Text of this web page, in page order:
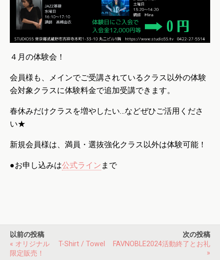
４月の体験会！
会員様も、メインでご受講されているクラス以外の体験
会対象クラスに体験料金で追加受講できます。
春休みだけクラスを増やしたい…などぜひご活用くださ
い★
新規会員様は、満員・選抜強化クラス以外は体験可能！
●お申し込みは公式ライン まで
以前の投稿
« オリジナル T-Shirt / Towel
限定販売！
次の投稿
FAVNOBLE2024活動終了とお礼
»